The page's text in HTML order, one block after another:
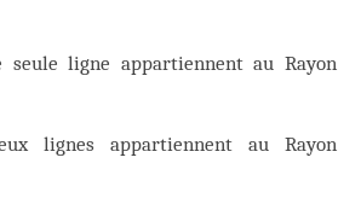
ligne appartiennent au Rayon
lignes appartiennent au Rayon